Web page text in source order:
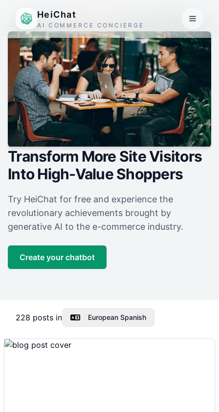
HeiChat
AI COMMERCE CONCIERGE
Transform More Site Visitors
Into High-Value Shoppers
Try HeiChat for free and experience the
revolutionary achievements brought by
generative AI to the e-commerce industry.
Create your chatbot
228 posts in European Spanish